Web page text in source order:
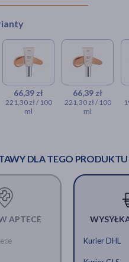
66,39 zł
221,30 zł / 100
ml
66,39 zł
221,30 zł / 100
ml
DLA TEGO PRODUKTU
APTECE
Kurier DHL